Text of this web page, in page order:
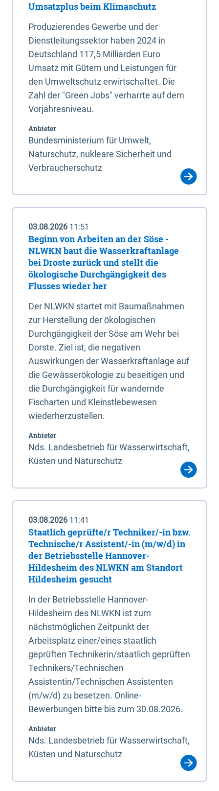
Umsatzplus beim Klimaschutz
Produzierendes Gewerbe und der
Dienstleitungssektor haben 2024 in
Deutschland 117,5 Milliarden Euro
Umsatz mit Gütern und Leistungen für
den Umweltschutz erwirtschaftet. Die
Zahl der "Green Jobs" verharrte auf dem
Vorjahresniveau.
Anbieter
Bundesministerium für Umwelt,
Naturschutz, nukleare Sicherheit und
Verbraucherschutz
03.08.2026 11:51
Beginn von Arbeiten an der Söse -
NLWKN baut die Wasserkraftanlage
bei Droste zurück und stellt die
ökologische Durchgängigkeit des
Flusses wieder her
Der NLWKN startet mit Baumaßnahmen
zur Herstellung der ökologischen
Durchgängigkeit der Söse am Wehr bei
Dorste. Ziel ist, die negativen
Auswirkungen der Wasserkraftanlage auf
die Gewässerökologie zu beseitigen und
die Durchgängigkeit für wandernde
Fischarten und Kleinstlebewesen
wiederherzustellen.
Anbieter
Nds. Landesbetrieb für Wasserwirtschaft,
Küsten und Naturschutz
03.08.2026 11:41
Staatlich geprüfte/r Techniker/-in bzw.
Technische/r Assistent/-in (m/w/d) in
der Betriebsstelle Hannover-
Hildesheim des NLWKN am Standort
Hildesheim gesucht
In der Betriebsstelle Hannover-
Hildesheim des NLWKN ist zum
nächstmöglichen Zeitpunkt der
Arbeitsplatz einer/eines staatlich
geprüften Technikerin/staatlich geprüften
Technikers/Technischen
Assistentin/Technischen Assistenten
(m/w/d) zu besetzen. Online-
Bewerbungen bitte bis zum 30.08.2026.
Anbieter
Nds. Landesbetrieb für Wasserwirtschaft,
Küsten und Naturschutz